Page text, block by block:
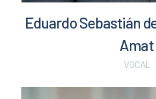
Eduardo Sebastián
Amat
VOCAL